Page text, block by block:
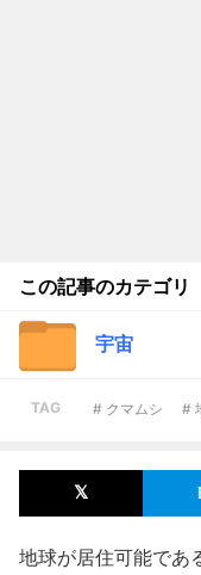
この記事のカテゴリ
宇宙
TAG # クマムシ #
地球が居住可能であ